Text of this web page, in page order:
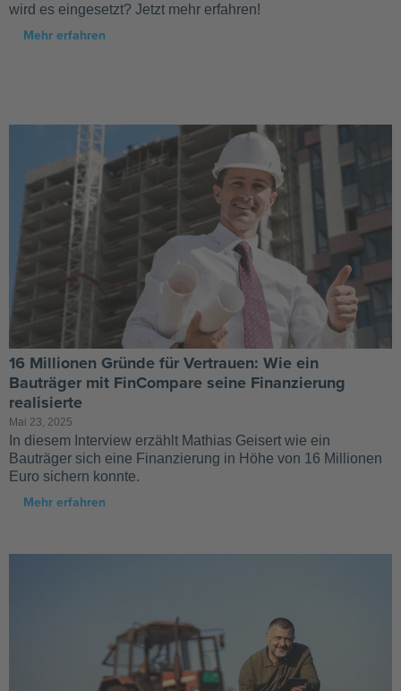
wird es eingesetzt? Jetzt mehr erfahren!
Mehr erfahren
16 Millionen Gründe für Vertrauen: Wie ein
Bauträger mit FinCompare seine Finanzierung
realisierte
Mai 23, 2025
In diesem Interview erzählt Mathias Geisert wie ein
Bauträger sich eine Finanzierung in Höhe von 16 Millionen
Euro sichern konnte.
Mehr erfahren